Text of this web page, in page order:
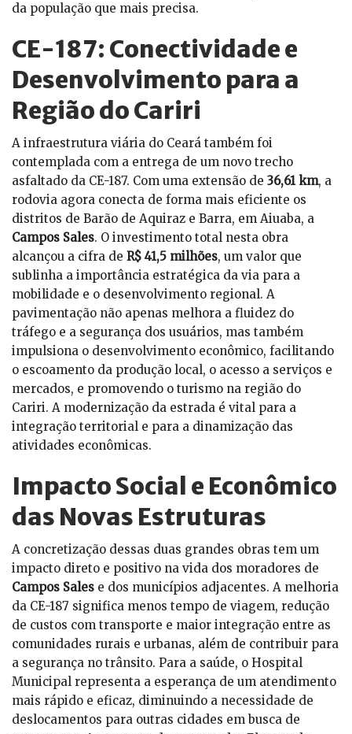
da população que mais precisa.
CE-187: Conectividade e
Desenvolvimento para a
Região do Cariri
A infraestrutura viária do Ceará também foi
contemplada com a entrega de um novo trecho
asfaltado da CE-187. Com uma extensão de 36,61 km, a
rodovia agora conecta de forma mais eficiente os
distritos de Barão de Aquiraz e Barra, em Aiuaba, a
Campos Sales. O investimento total nesta obra
alcançou a cifra de R$ 41,5 milhões, um valor que
sublinha a importância estratégica da via para a
mobilidade e o desenvolvimento regional. A
pavimentação não apenas melhora a fluidez do
tráfego e a segurança dos usuários, mas também
impulsiona o desenvolvimento econômico, facilitando
o escoamento da produção local, o acesso a serviços e
mercados, e promovendo o turismo na região do
Cariri. A modernização da estrada é vital para a
integração territorial e para a dinamização das
atividades econômicas.
Impacto Social e Econômico
das Novas Estruturas
A concretização dessas duas grandes obras tem um
impacto direto e positivo na vida dos moradores de
Campos Sales e dos municípios adjacentes. A melhoria
da CE-187 significa menos tempo de viagem, redução
de custos com transporte e maior integração entre as
comunidades rurais e urbanas, além de contribuir para
a segurança no trânsito. Para a saúde, o Hospital
Municipal representa a esperança de um atendimento
mais rápido e eficaz, diminuindo a necessidade de
deslocamentos para outras cidades em busca de